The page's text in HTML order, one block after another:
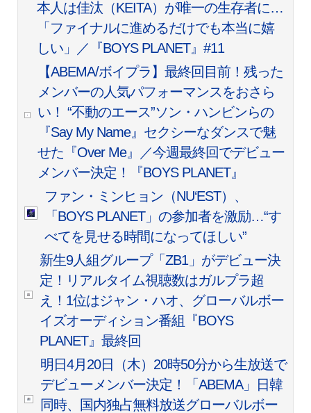
本人は佳汰（KEITA）が唯一の生存者に…
「ファイナルに進めるだけでも本当に嬉
しい」／『BOYS PLANET』#11
【ABEMA/ボイプラ】最終回目前！残った
メンバーの人気パフォーマンスをおさら
い！ “不動のエース”ソン・ハンビンらの
『Say My Name』セクシーなダンスで魅
せた『Over Me』／今週最終回でデビュー
メンバー決定！『BOYS PLANET』
ファン・ミンヒョン（NU‘EST）、
「BOYS PLANET」の参加者を激励…“す
べてを見せる時間になってほしい”
新生9人組グループ「ZB1」がデビュー決
定！リアルタイム視聴数はガルプラ超
え！1位はジャン・ハオ、グローバルボー
イズオーディション番組『BOYS
PLANET』最終回
明日4月20日（木）20時50分から生放送で
デビューメンバー決定！「ABEMA」日韓
同時、国内独占無料放送グローバルボー